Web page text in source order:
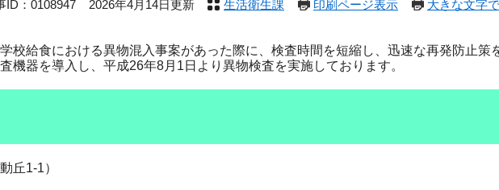
ID：0108947 2026年4月14日更新 生活衛生課 印刷ページ表示 大きな文字
校給食における異物混入事案があった際に、検査時間を短縮し、迅速な再発防止策
機器を導入し、平成26年8月1日より異物検査を実施しております。
丘1-1）